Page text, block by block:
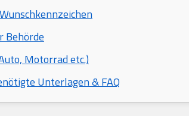
Behörde
Motorrad etc.)
Unterlagen & FAQ